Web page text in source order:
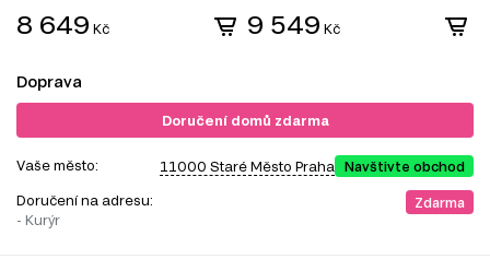
8 649 Kč 9 549 Kč
Doprava
Doručení domů zdarma
Vaše město: 11000 Staré Město Praha Navštivte obchod
Doručení na adresu:
- Kurýr
Zdarma